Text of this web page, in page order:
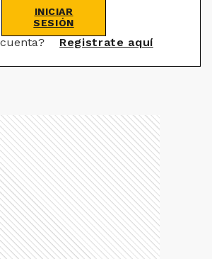
INICIAR
SESIÓN
Registrate aquí